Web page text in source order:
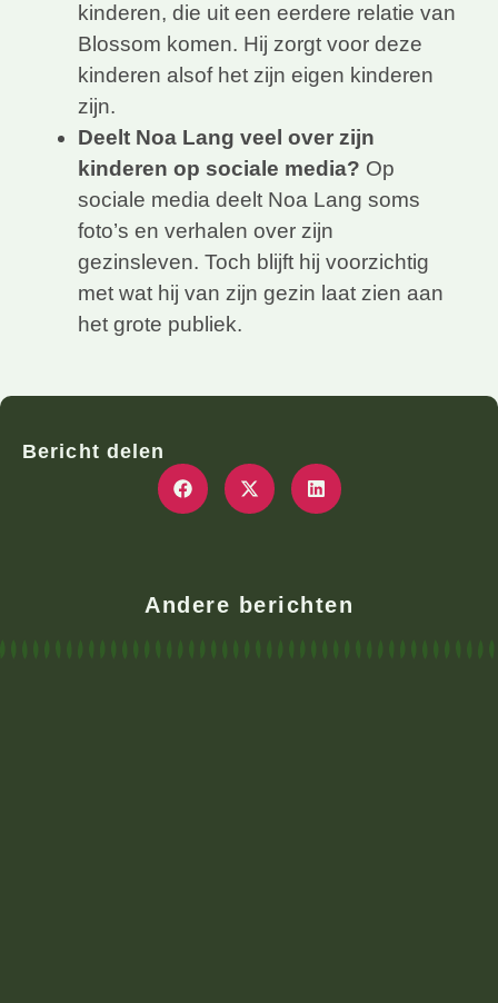
Bericht delen
Andere berichten
kinderen, die uit een eerdere relatie van
Blossom komen. Hij zorgt voor deze
kinderen alsof het zijn eigen kinderen
zijn.
Deelt Noa Lang veel over zijn
kinderen op sociale media? Op
sociale media deelt Noa Lang soms
foto’s en verhalen over zijn
gezinsleven. Toch blijft hij voorzichtig
met wat hij van zijn gezin laat zien aan
het grote publiek.